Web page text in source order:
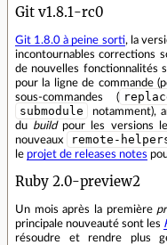
Git v1.8.1-rc0
Git 1.8.0 à peine sorti, la
incontournables corrections
de nouvelles fonctionnalités
pour la ligne de commande
sous-commandes (
submodule
notamment),
du buildpour les versions
nouveaux
remote-
le projet de releases notes
Ruby 2.0-preview2
Un mois après la première
principale nouveauté sont les
résoudre et rendre plus